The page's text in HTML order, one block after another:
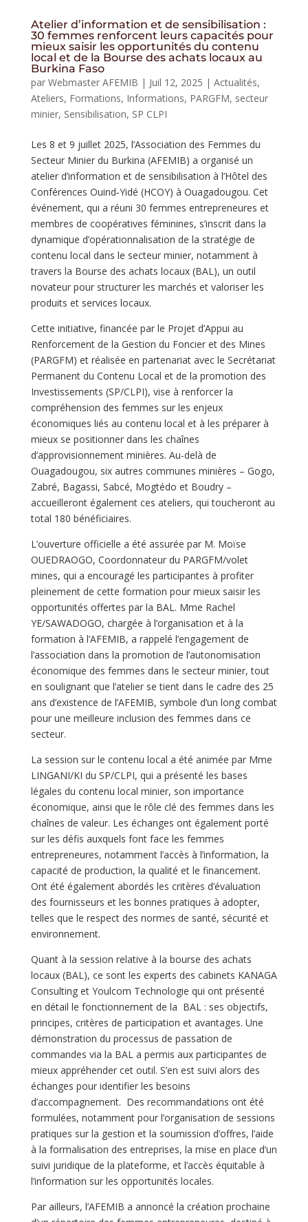
Atelier d’information et de sensibilisation :
30 femmes renforcent leurs capacités pour
mieux saisir les opportunités du contenu
local et de la Bourse des achats locaux au
Burkina Faso
par Webmaster AFEMIB | Juil 12, 2025 | Actualités,
Ateliers, Formations, Informations, PARGFM, secteur
minier, Sensibilisation, SP CLPI
Les 8 et 9 juillet 2025, l’Association des Femmes du
Secteur Minier du Burkina (AFEMIB) a organisé un
atelier d’information et de sensibilisation à l’Hôtel des
Conférences Ouind‑Yidé (HCOY) à Ouagadougou. Cet
événement, qui a réuni 30 femmes entrepreneures et
membres de coopératives féminines, s’inscrit dans la
dynamique d’opérationnalisation de la stratégie de
contenu local dans le secteur minier, notamment à
travers la Bourse des achats locaux (BAL), un outil
novateur pour structurer les marchés et valoriser les
produits et services locaux.
Cette initiative, financée par le Projet d’Appui au
Renforcement de la Gestion du Foncier et des Mines
(PARGFM) et réalisée en partenariat avec le Secrétariat
Permanent du Contenu Local et de la promotion des
Investissements (SP/CLPI), vise à renforcer la
compréhension des femmes sur les enjeux
économiques liés au contenu local et à les préparer à
mieux se positionner dans les chaînes
d’approvisionnement minières. Au-delà de
Ouagadougou, six autres communes minières – Gogo,
Zabré, Bagassi, Sabcé, Mogtédo et Boudry –
accueilleront également ces ateliers, qui toucheront au
total 180 bénéficiaires.
L’ouverture officielle a été assurée par M. Moïse
OUEDRAOGO, Coordonnateur du PARGFM/volet
mines, qui a encouragé les participantes à profiter
pleinement de cette formation pour mieux saisir les
opportunités offertes par la BAL. Mme Rachel
YE/SAWADOGO, chargée à l’organisation et à la
formation à l’AFEMIB, a rappelé l’engagement de
l’association dans la promotion de l’autonomisation
économique des femmes dans le secteur minier, tout
en soulignant que l’atelier se tient dans le cadre des 25
ans d’existence de l’AFEMIB, symbole d’un long combat
pour une meilleure inclusion des femmes dans ce
secteur.
La session sur le contenu local a été animée par Mme
LINGANI/KI du SP/CLPI, qui a présenté les bases
légales du contenu local minier, son importance
économique, ainsi que le rôle clé des femmes dans les
chaînes de valeur. Les échanges ont également porté
sur les défis auxquels font face les femmes
entrepreneures, notamment l’accès à l’information, la
capacité de production, la qualité et le financement.
Ont été également abordés les critères d’évaluation
des fournisseurs et les bonnes pratiques à adopter,
telles que le respect des normes de santé, sécurité et
environnement.
Quant à la session relative à la bourse des achats
locaux (BAL), ce sont les experts des cabinets KANAGA
Consulting et Youlcom Technologie qui ont présenté
en détail le fonctionnement de la BAL : ses objectifs,
principes, critères de participation et avantages. Une
démonstration du processus de passation de
commandes via la BAL a permis aux participantes de
mieux appréhender cet outil. S’en est suivi alors des
échanges pour identifier les besoins
d’accompagnement. Des recommandations ont été
formulées, notamment pour l’organisation de sessions
pratiques sur la gestion et la soumission d’offres, l’aide
à la formalisation des entreprises, la mise en place d’un
suivi juridique de la plateforme, et l’accès équitable à
l’information sur les opportunités locales.
Par ailleurs, l’AFEMIB a annoncé la création prochaine